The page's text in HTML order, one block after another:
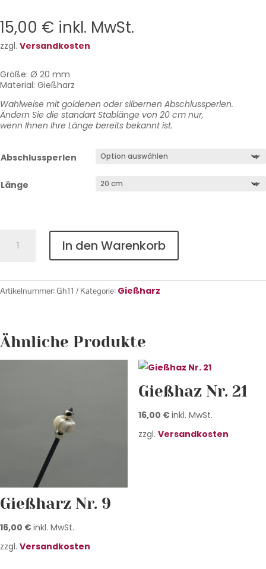
15,00 € inkl. MwSt.
zzgl. Versandkosten
Größe: Ø 20 mm
Material: Gießharz
Wahlweise mit goldenen oder silbernen Abschlussperlen.
Ändern Sie die standart Stablänge von 20 cm nur,
wenn Ihnen Ihre Länge bereits bekannt ist.
Abschlussperlen
Länge
In den Warenkorb
Artikelnummer:Gh11 Kategorie: Gießharz
Ähnliche Produkte
Gießharz Nr. 9
16,00 €inkl. MwSt.
zzgl. Versandkosten
Gießhaz Nr. 21
16,00 €inkl. MwSt.
zzgl. Versandkosten